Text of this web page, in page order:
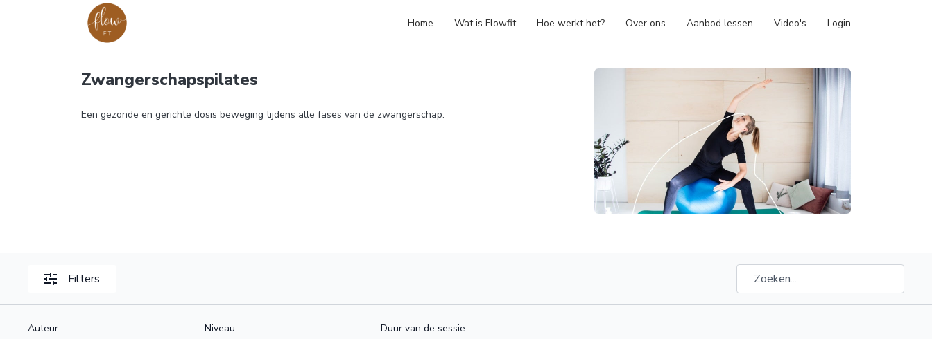
Home Wat is Flowfit Hoe werkt het? Over ons Aanbod lessen Video's Login
Zwangerschapspilates
Een gezonde en gerichte dosis beweging tijdens alle fases van de zwangerschap.
Filters
Auteur Niveau Duur van de sessie